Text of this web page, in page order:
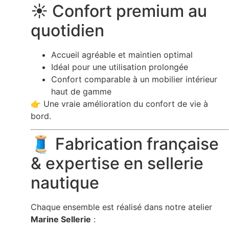
☀️ Confort premium au
quotidien
Accueil agréable et maintien optimal
Idéal pour une utilisation prolongée
Confort comparable à un mobilier intérieur
haut de gamme
👉 Une vraie amélioration du confort de vie à
bord.
🧵 Fabrication française
& expertise en sellerie
nautique
Chaque ensemble est réalisé dans notre atelier
Marine Sellerie :